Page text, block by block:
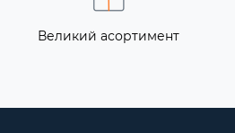
Великий асортимент